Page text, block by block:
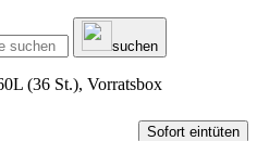
suchen
(36 St.), Vorratsbox
Sofort eintüten